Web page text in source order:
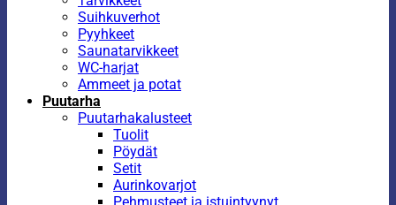
Suihkuverhot
Pyyhkeet
Saunatarvikkeet
WC-harjat
Ammeet ja potat
Puutarha
Puutarhakalusteet
Tuolit
Pöydät
Setit
Aurinkovarjot